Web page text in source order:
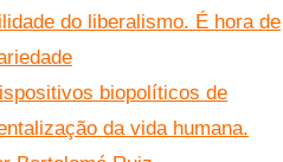
do liberalismo. É hora de
biopolíticos de
da vida humana.